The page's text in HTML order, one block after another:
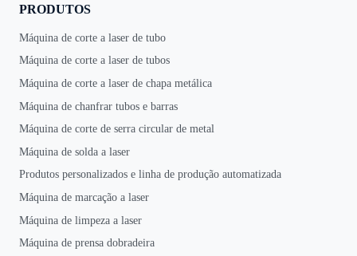
PRODUTOS
Máquina de corte a laser de tubo
Máquina de corte a laser de tubos
Máquina de corte a laser de chapa metálica
Máquina de chanfrar tubos e barras
Máquina de corte de serra circular de metal
Máquina de solda a laser
Produtos personalizados e linha de produção automatizada
Máquina de marcação a laser
Máquina de limpeza a laser
Máquina de prensa dobradeira